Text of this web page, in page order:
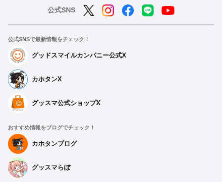
公式SNS
公式SNSで最新情報をチェック！
グッドスマイルカンパニー公式X
カホタンX
グッスマ公式ショップX
おすすめ情報をブログでチェック！
カホタンブログ
グッスマらぼ